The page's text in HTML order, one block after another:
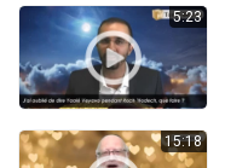
5:23
15:18